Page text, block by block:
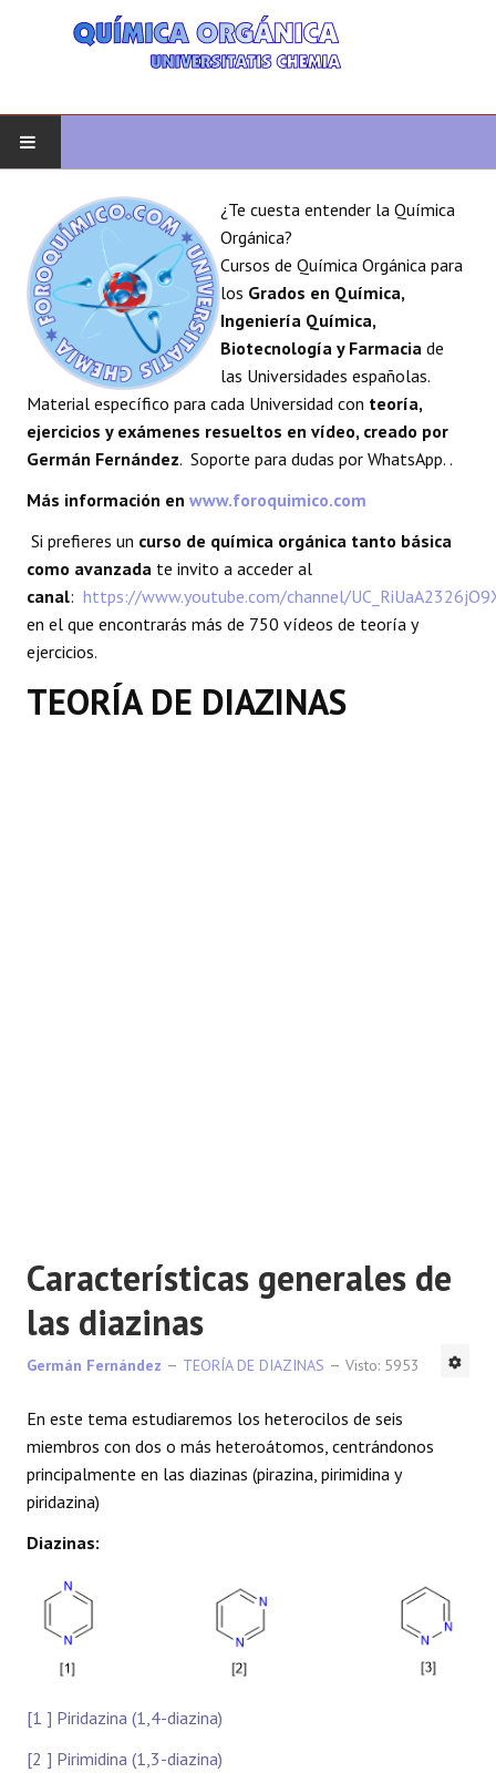
QUÍMICA ORGÁNICA
ORGÁNICA AVANZADA
HETEROCICLOS
SÍNTESIS
ESPECTROSCOPÍA
¿Te cuesta entender la Química
Orgánica?
Cursos de Química Orgánica para
los Grados en Química,
Ingeniería Química,
Biotecnología y Farmacia de
las Universidades españolas.
Material específico para cada Universidad con teoría,
ejercicios y exámenes resueltos en vídeo, creado por
Germán Fernández. Soporte para dudas por WhatsApp. .
Más información en www.foroquimico.com
Si prefieres un curso de química orgánica tanto básica
como avanzada te invito a acceder al
canal: https://www.youtube.com/channel/
en el que encontrarás más de 750 vídeos de teoría y
ejercicios.
TEORÍA DE DIAZINAS
Características generales de
las diazinas
Germán Fernández TEORÍA DE DIAZINAS Visto: 5953
En este tema estudiaremos los heterocilos de seis
miembros con dos o más heteroátomos, centrándonos
principalmente en las diazinas (pirazina, pirimidina y
piridazina)
Diazinas:
[1 ] Piridazina (1,4-diazina)
[2 ] Pirimidina (1,3-diazina)